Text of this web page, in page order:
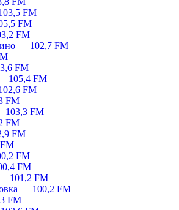
FM
FM
FM
— 102,7 FM
FM
105,4 FM
FM
FM
103,3 FM
FM
FM
FM
FM
101,2 FM
— 100,2 FM
FM